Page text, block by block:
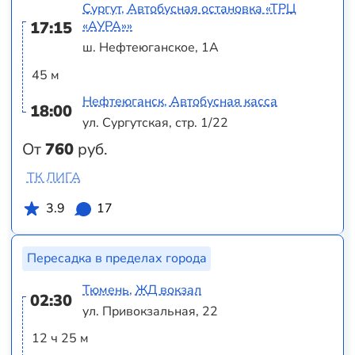
17:15
45 м
18:00
От760 руб.
Сургут, Автобусная остановка «ТРЦ
«АУРА»»
ш. Нефтеюганское, 1А
Нефтеюганск, Автобусная касса
ул. Сургутская, стр. 1/22
ТК ЛИГА
3.9
17
Пересадка в пределах города
02:30
12 ч 25 м
Тюмень, ЖД вокзал
ул. Привокзальная, 22